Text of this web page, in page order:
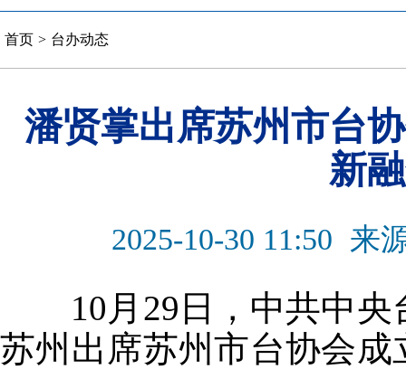
首页 > 台办动态
潘贤掌出席苏州市台
新
2025-10-30 11:50 来
10月29日，中共中央
苏州出席苏州市台协会成